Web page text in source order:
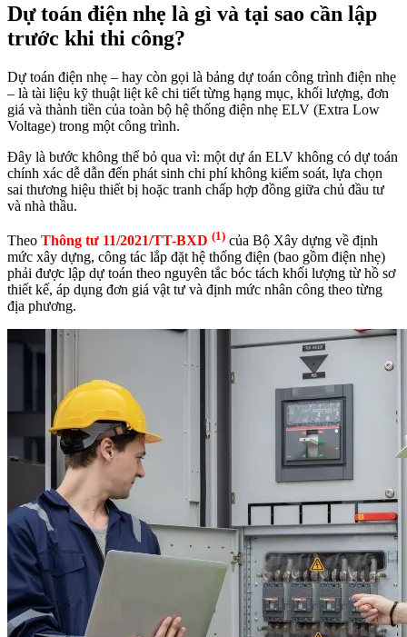
Dự toán điện nhẹ là gì và tại sao cần lập
trước khi thi công?
Dự toán điện nhẹ – hay còn gọi là bảng dự toán công trình điện nhẹ
– là tài liệu kỹ thuật liệt kê chi tiết từng hạng mục, khối lượng, đơn
giá và thành tiền của toàn bộ hệ thống điện nhẹ ELV (Extra Low
Voltage) trong một công trình.
Đây là bước không thể bỏ qua vì: một dự án ELV không có dự toán
chính xác dễ dẫn đến phát sinh chi phí không kiểm soát, lựa chọn
sai thương hiệu thiết bị hoặc tranh chấp hợp đồng giữa chủ đầu tư
và nhà thầu.
Theo Thông tư 11/2021/TT-BXD (1) của Bộ Xây dựng về định
mức xây dựng, công tác lắp đặt hệ thống điện (bao gồm điện nhẹ)
phải được lập dự toán theo nguyên tắc bóc tách khối lượng từ hồ sơ
thiết kế, áp dụng đơn giá vật tư và định mức nhân công theo từng
địa phương.